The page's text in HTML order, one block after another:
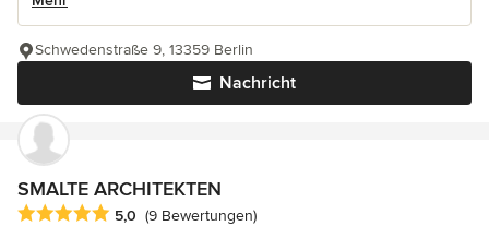
Nachricht
Schwedenstraße 9, 13359 Berlin
SMALTE ARCHITEKTEN
Durchschnittliche Bewertung: 5 von 5 Sternen
5,0 (9 Bewertungen)